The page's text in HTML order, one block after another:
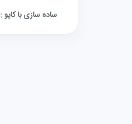
ساده سازی با کاپو :